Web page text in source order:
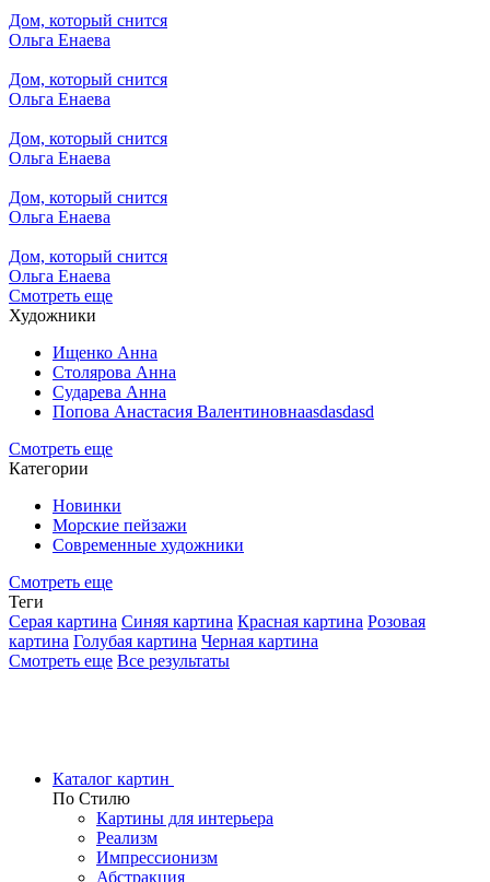
Дом, который снится
Ольга Енаева
Дом, который снится
Ольга Енаева
Дом, который снится
Ольга Енаева
Дом, который снится
Ольга Енаева
Дом, который снится
Ольга Енаева
Смотреть еще
Художники
Ищенко Анна
Столярова Анна
Сударева Анна
Попова Анастасия Валентиновнаasdasdasd
Смотреть еще
Категории
Новинки
Морские пейзажи
Современные художники
Смотреть еще
Теги
Серая картина Синяя картина Красная картина Розовая
картина Голубая картина Черная картина
Смотреть еще Все результаты
Каталог картин
По Стилю
Картины для интерьера
Реализм
Импрессионизм
Абстракция